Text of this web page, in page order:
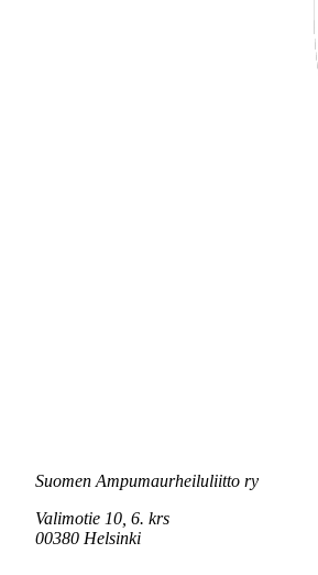
Suomen Ampumaurheiluliitto ry
Valimotie 10, 6. krs
00380 Helsinki